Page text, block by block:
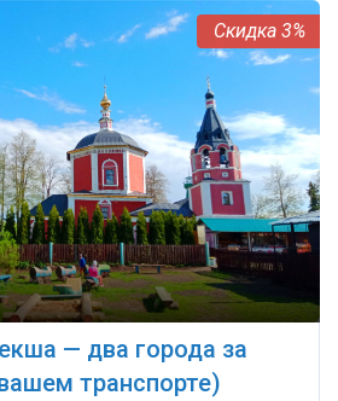
3%
— два города за
транспорте)